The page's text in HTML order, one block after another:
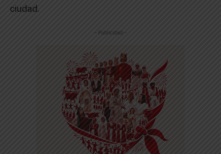
ciudad.
-- Publicidad --